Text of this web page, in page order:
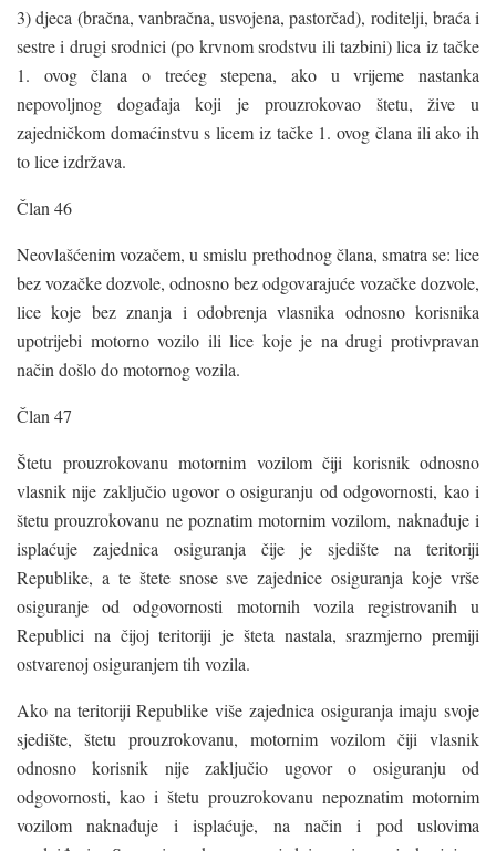
3) djeca (bračna, vanbračna, usvojena, pastorčad), roditelji, braća i
sestre i drugi srodnici (po krvnom srodstvu ili tazbini) lica iz tačke
1. ovog člana o trećeg stepena, ako u vrijeme nastanka
nepovoljnog događaja koji je prouzrokovao štetu, žive u
zajedničkom domaćinstvu s licem iz tačke 1. ovog člana ili ako ih
to lice izdržava.
Član 46
Neovlašćenim vozačem, u smislu prethodnog člana, smatra se: lice
bez vozačke dozvole, odnosno bez odgovarajuće vozačke dozvole,
lice koje bez znanja i odobrenja vlasnika odnosno korisnika
upotrijebi motorno vozilo ili lice koje je na drugi protivpravan
način došlo do motornog vozila.
Član 47
Štetu prouzrokovanu motornim vozilom čiji korisnik odnosno
vlasnik nije zaključio ugovor o osiguranju od odgovornosti, kao i
štetu prouzrokovanu ne poznatim motornim vozilom, naknađuje i
isplaćuje zajednica osiguranja čije je sjedište na teritoriji
Republike, a te štete snose sve zajednice osiguranja koje vrše
osiguranje od odgovornosti motornih vozila registrovanih u
Republici na čijoj teritoriji je šteta nastala, srazmjerno premiji
ostvarenoj osiguranjem tih vozila.
Ako na teritoriji Republike više zajednica osiguranja imaju svoje
sjedište, štetu prouzrokovanu, motornim vozilom čiji vlasnik
odnosno korisnik nije zaključio ugovor o osiguranju od
odgovornosti, kao i štetu prouzrokovanu nepoznatim motornim
vozilom naknađuje i isplaćuje, na način i pod uslovima